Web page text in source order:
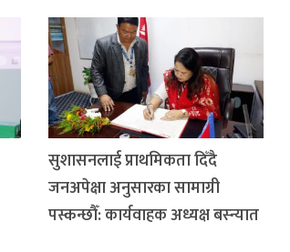
सुशासनलाई प्राथमिकता दिँदै
जनअपेक्षा अनुसारका सामाग्री
पस्कन्छौँ: कार्यवाहक अध्यक्ष बस्न्यात